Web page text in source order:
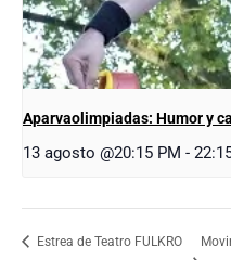
Aparvaolimpiadas: Humor y
13 agosto @20:15 PM -
Estrea de Teatro FULKRO